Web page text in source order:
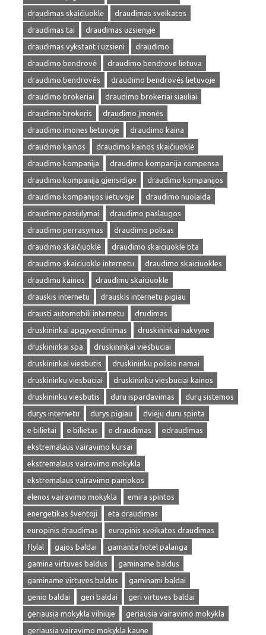
draudimas skaičiuoklė
draudimas sveikatos
draudimas tai
draudimas uzsienyje
draudimas vykstant i uzsieni
draudimo
draudimo bendrovė
draudimo bendrove lietuva
draudimo bendrovės
draudimo bendrovės lietuvoje
draudimo brokeriai
draudimo brokeriai siauliai
draudimo brokeris
draudimo įmonės
draudimo imones lietuvoje
draudimo kaina
draudimo kainos
draudimo kainos skaičiuoklė
draudimo kompanija
draudimo kompanija compensa
draudimo kompanija gjensidige
draudimo kompanijos
draudimo kompanijos lietuvoje
draudimo nuolaida
draudimo pasiulymai
draudimo paslaugos
draudimo perrasymas
draudimo polisas
draudimo skaičiuoklė
draudimo skaiciuokle bta
draudimo skaiciuokle internetu
draudimo skaiciuokles
draudimu kainos
draudimu skaiciuokle
drauskis internetu
drauskis internetu pigiau
drausti automobili internetu
drudimas
druskininkai apgyvendinimas
druskininkai nakvyne
druskininkai spa
druskininkai viesbuciai
druskininkai viesbutis
druskininku poilsio namai
druskininku viesbuciai
druskininku viesbuciai kainos
druskininku viesbutis
duru ispardavimas
durų sistemos
durys internetu
durys pigiau
dvieju duru spinta
e bilietai
e bilietas e draudimas
edraudimas
ekstremalaus vairavimo kursai
ekstremalaus vairavimo mokykla
ekstremalaus vairavimo pamokos
elenos vairavimo mokykla
emira spintos
energetikas šventoji
eta draudimas
europinis draudimas
europinis sveikatos draudimas
flylal
gajos baldai
gamanta hotel palanga
gamina virtuves baldus
gaminame baldus
gaminame virtuves baldus
gaminami baldai
genio baldai
geri baldai
geri virtuves baldai
geriausia mokykla vilniuje
geriausia vairavimo mokykla
geriausia vairavimo mokykla kaune